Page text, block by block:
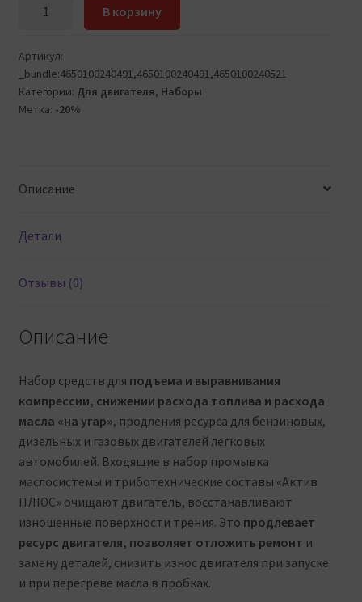
две
банки
Актив
Двигателя
В корзину
Артикул:
_bundle:4650100240491,4650100240491,4650100240521
Категории: Для двигателя, Наборы
Метка: -20%
Описание
Детали
Отзывы (0)
Описание
Набор средств для подъема и выравнивания
компрессии, снижении расхода топлива и расхода
масла «на угар», продления ресурса для бензиновых,
дизельных и газовых двигателей легковых
автомобилей. Входящие в набор промывка
маслосистемы и триботехнические составы «Актив
ПЛЮС» очищают двигатель, восстанавливают
изношенные поверхности трения. Это продлевает
ресурс двигателя, позволяет отложить ремонт и
замену деталей, снизить износ двигателя при запуске
и при перегреве масла в пробках.